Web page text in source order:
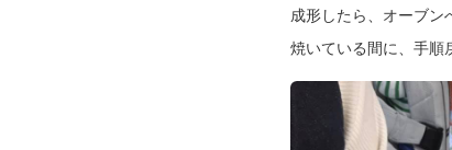
成形したら、オーブン
焼いている間に、手順